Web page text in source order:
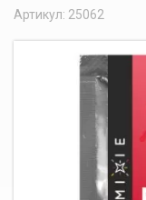
Артикул: 25062